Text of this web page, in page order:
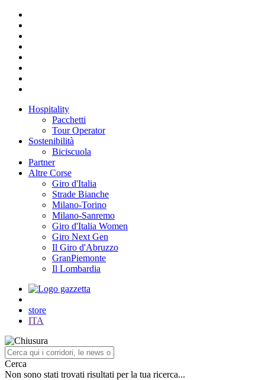
Hospitality
Pacchetti
Tour Operator
Sostenibilità
Biciscuola
Partner
Altre Corse
Giro d'Italia
Strade Bianche
Milano-Torino
Milano-Sanremo
Giro d'Italia Women
Giro Next Gen
Il Giro d'Abruzzo
GranPiemonte
Il Lombardia
store
ITA
Cerca
Non sono stati trovati risultati per la tua ricerca...